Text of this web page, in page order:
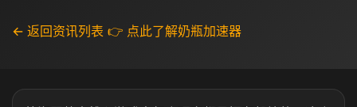
← 返回资讯列表 👉 点此了解奶瓶加速器